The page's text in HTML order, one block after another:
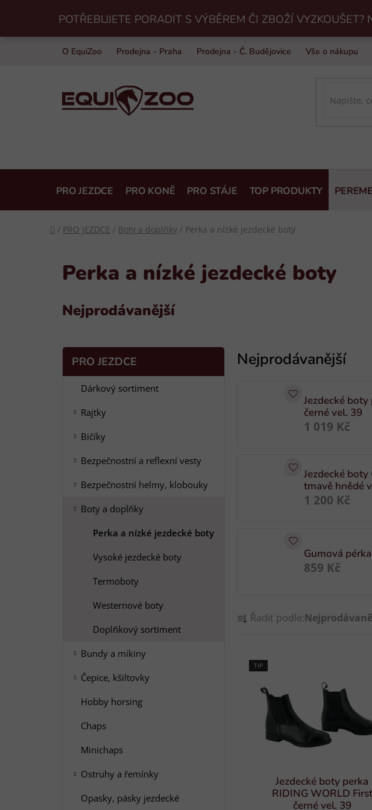
obsah
POTŘEBUJETE PORADIT S VÝBĚREM ČI ZBOŽÍ
O EquiZoo Prodejna - Praha Prodejna - Č. Budějovice Vše o nákupu
PRO JEZDCE PRO KONĚ PRO STÁJE TOP PRODUKTY
Domů
/ PRO JEZDCE / Boty a doplňky / Perka a nízké jezdecké boty
Perka a nízké jezdecké boty
Nejprodávanější
P
K
t
PRO JEZDCE
Dárkový sortiment
Rajtky
Bičíky
Bezpečnostní a reflexní vesty
Bezpečnostní helmy, klobouky
Boty a doplňky
Perka a nízké jezdecké boty
Vysoké jezdecké boty
Termoboty
Westernové boty
Doplňkový sortiment
Bundy a mikiny
Čepice, kšiltovky
Hobby horsing
Chaps
Minichaps
Ostruhy a řemínky
Opasky, pásky jezdecké
Jezdecké
černé vel. 39
1 019 Kč
Jezdecké boty
tmavě hnědé
1 200 Kč
Gumová
859 Kč
a Řadit podle:
TIP
Jezdecké boty perka
RIDING WORLD First
černé vel. 39